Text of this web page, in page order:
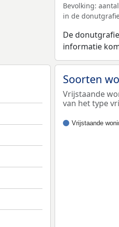
Bevolking:
in de
De
informatie
Soorten
Vrijstaande
van het type
Vrijstaande